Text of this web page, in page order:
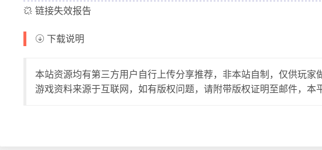
链接失效报告
下载说明
本站资源均有第三方用户自行上传分享推荐，非本站自制，仅供玩
游戏资料来源于互联网，如有版权问题，请附带版权证明至邮件，